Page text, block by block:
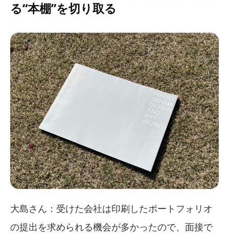
る“本棚”を切り取る
大島さん：受けた会社は印刷したポートフォリオ
の提出を求められる機会が多かったので、面接で